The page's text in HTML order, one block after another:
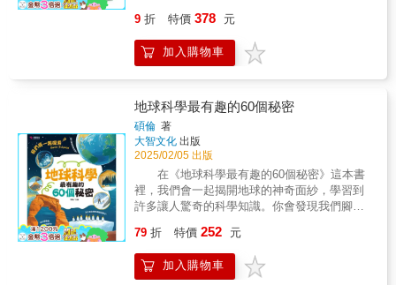
課外讀物推介 科學類 ◎本系列共6冊晨讀10分
鐘 ：科學故事集 1 — 地球大探險 （2025年6月
出版)晨讀10分鐘 ：科學故事集 2 — 動物大驚
奇 （2025年6月出版)晨讀10分鐘 ：科學故事集
：科學故事集 4 — 植物大奇觀 （2025年9月出
版)晨讀10分鐘 ：科學故事集 5 — 宇宙大探索
（2025年9月出版)晨讀10分鐘 ：科學故事集 6
— 身體大解密 （2025年9月出版)◎本書關鍵
字：科學故事、跨域素養、基礎科學、認知理
解、科學探究◎有注音，適合7~10歲閱讀◎教
育議題分類：環境、生命、閱讀素養◎學習領
域分類：語文 、健康與體育、自然、生活科技
(資訊+生活)◎幼兒學習指標：語文、認知【晨
編人，為讀者編選類型多元、有益有趣的好文
章。每日定時定量的閱讀，不僅是要讓學習力
正式上路，你一定不能忽視的環保趨勢──減
碳！其實地球就是最厲害的減碳專家！海洋裡
的海藻林、海岸邊的紅樹林，以及陸地上的泥
須幫助地球減碳、固碳，讓它不「碳」氣！這
不只是一本美麗細緻的繪本，文末還有實際的
建議，讓我們一起努力，幫助地球也幫助人類
自己。
9 折 特價 378 元
加入購物車
地球科學最有趣的60個秘密
碩倫 著
大智文化 出版
2025/02/05 出版
在《地球科學最有趣的60個秘密》這本書
裡，我們會一起揭開地球的神奇面紗，學習到
許多讓人驚奇的科學知識。你會發現我們腳下
高大，還有地球上為什麼會有不同的天氣和氣
候。這些問題背後的答案，都和地球科學有
關！ 地球就像一位了不起的「導演」，它
79 折 特價 252 元
加入購物車